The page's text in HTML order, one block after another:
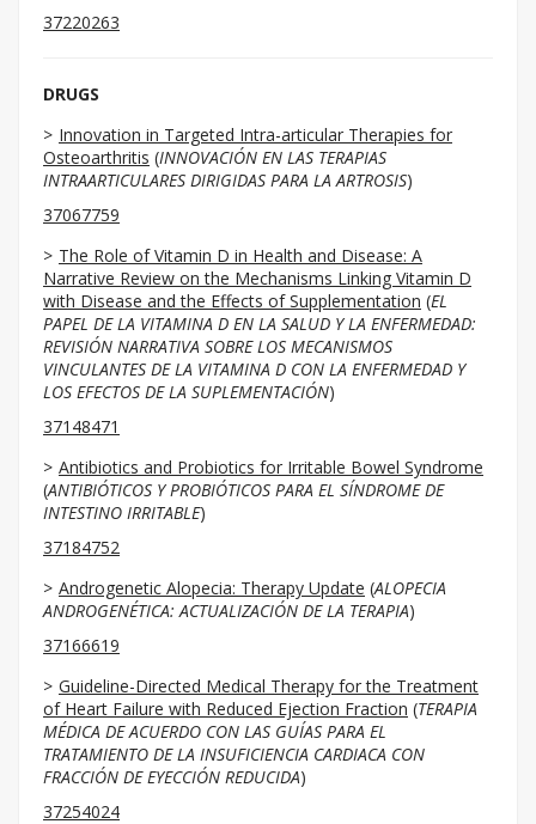
37220263
DRUGS
Innovation in Targeted Intra-articular Therapies for
Osteoarthritis (INNOVACIÓN EN LAS TERAPIAS
INTRAARTICULARES DIRIGIDAS PARA LA ARTROSIS)
37067759
The Role of Vitamin D in Health and Disease: A
Narrative Review on the Mechanisms Linking Vitamin D
with Disease and the Effects of Supplementation (EL
PAPEL DE LA VITAMINA D EN LA SALUD Y LA ENFERMEDAD:
REVISIÓN NARRATIVA SOBRE LOS MECANISMOS
VINCULANTES DE LA VITAMINA D CON LA ENFERMEDAD Y
LOS EFECTOS DE LA SUPLEMENTACIÓN)
37148471
Antibiotics and Probiotics for Irritable Bowel Syndrome
(ANTIBIÓTICOS Y PROBIÓTICOS PARA EL SÍNDROME DE
INTESTINO IRRITABLE)
37184752
Androgenetic Alopecia: Therapy Update (ALOPECIA
ANDROGENÉTICA: ACTUALIZACIÓN DE LA TERAPIA)
37166619
Guideline-Directed Medical Therapy for the Treatment
of Heart Failure with Reduced Ejection Fraction (TERAPIA
MÉDICA DE ACUERDO CON LAS GUÍAS PARA EL
TRATAMIENTO DE LA INSUFICIENCIA CARDIACA CON
FRACCIÓN DE EYECCIÓN REDUCIDA)
37254024